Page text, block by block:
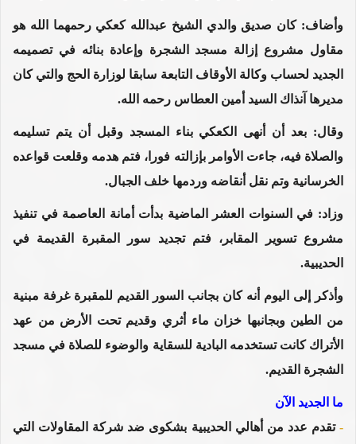
وأضاف: كان صديق والدي الشيخ عبدالله كعكي رحمهما الله هو
مقاول مشروع إزالة مسجد الشجرة وإعادة بنائه في تصميمه
الجديد لحساب وكالة الأوقاف التابعة سابقا لوزارة الحج والتي كان
مديرها آنذاك السيد أمين العطاس رحمه الله.
وقال: بعد أن أنهى الكعكي بناء المسجد وقبل أن يتم تسليمه
والصلاة فيه، جاءت الأوامر بإزالته فورا، فتم هدمه وقلعت قواعده
الخرسانية وتم نقل أنقاضه وردمها خلف الجبال.
وزاد: في السنوات العشر الماضية بدأت أمانة العاصمة في تنفيذ
مشروع تسوير المقابر، فتم تجديد سور المقبرة القديمة في
الحديبية.
وأذكر إلى اليوم أنه كان بجانب السور القديم للمقبرة غرفة مبنية
من الطين وبجانبها خزان ماء أثري وقديم تحت الأرض من عهد
الأتراك كانت تستخدمه البادية للسقاية والوضوء للصلاة في مسجد
الشجرة القديم.
ما الجديد الآن
-تقدم عدد من أهالي الحديبية بشكوى ضد شركة المقاولات التي